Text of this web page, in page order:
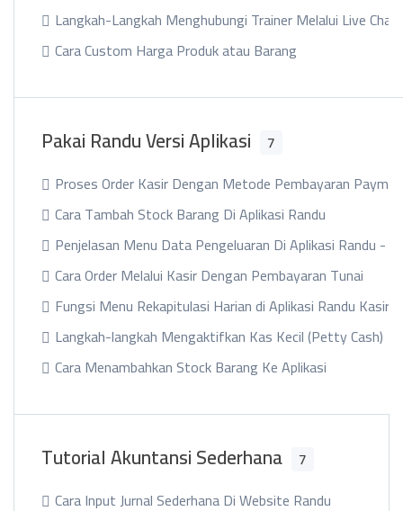
Langkah-Langkah Menghubungi Trainer Melalui Live Chat
Cara Custom Harga Produk atau Barang
Pakai Randu Versi Aplikasi
7
Proses Order Kasir Dengan Metode Pembayaran
Cara Tambah Stock Barang Di Aplikasi Randu
Penjelasan Menu Data Pengeluaran Di Aplikasi Randu -
Cara Order Melalui Kasir Dengan Pembayaran Tunai
Fungsi Menu Rekapitulasi Harian di Aplikasi Randu Kasir
Langkah-langkah Mengaktifkan Kas Kecil (Petty Cash)
Cara Menambahkan Stock Barang Ke Aplikasi
Tutorial Akuntansi Sederhana
7
Cara Input Jurnal Sederhana Di Website Randu